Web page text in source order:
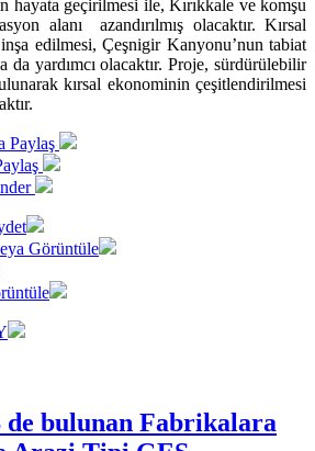
hayata geçirilmesi ile, Kırıkkale ve komşu
alanı azandırılmış olacaktır. Kırsal
edilmesi, Çeşnigir Kanyonu’nun tabiat
da yardımcı olacaktır. Proje, sürdürülebilir
kırsal ekonominin çeşitlendirilmesi
Paylaş
Görüntüle
de bulunan Fabrikalara